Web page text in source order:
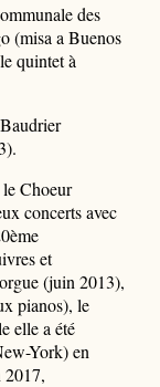
des
(misa a Buenos
quintet à
Choeur
concerts avec
et
(juin 2013),
pianos), le
elle a été
York) en